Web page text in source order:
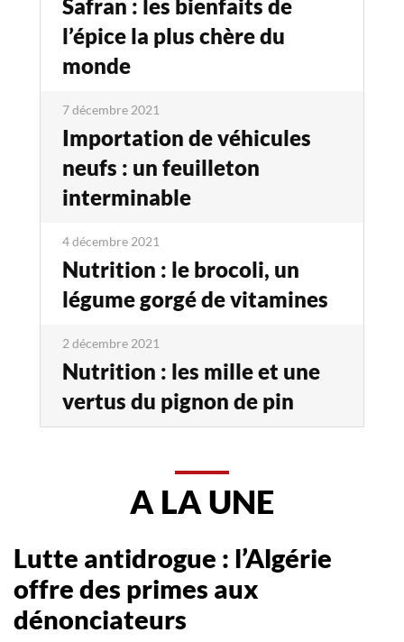
Safran : les bienfaits de
l’épice la plus chère du
monde
7 décembre 2021
Importation de véhicules
neufs : un feuilleton
interminable
4 décembre 2021
Nutrition : le brocoli, un
légume gorgé de vitamines
2 décembre 2021
Nutrition : les mille et une
vertus du pignon de pin
A LA UNE
Lutte antidrogue : l’Algérie
offre des primes aux
dénonciateurs